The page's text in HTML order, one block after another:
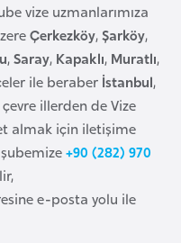
vize uzmanlarımıza
Çerkezköy,Şarköy,
,Saray, Kapaklı, Muratlı,
ile beraber İstanbul,
illerden de Vize
almak için iletişime
şubemize+90 (282) 970
e-posta yolu ile